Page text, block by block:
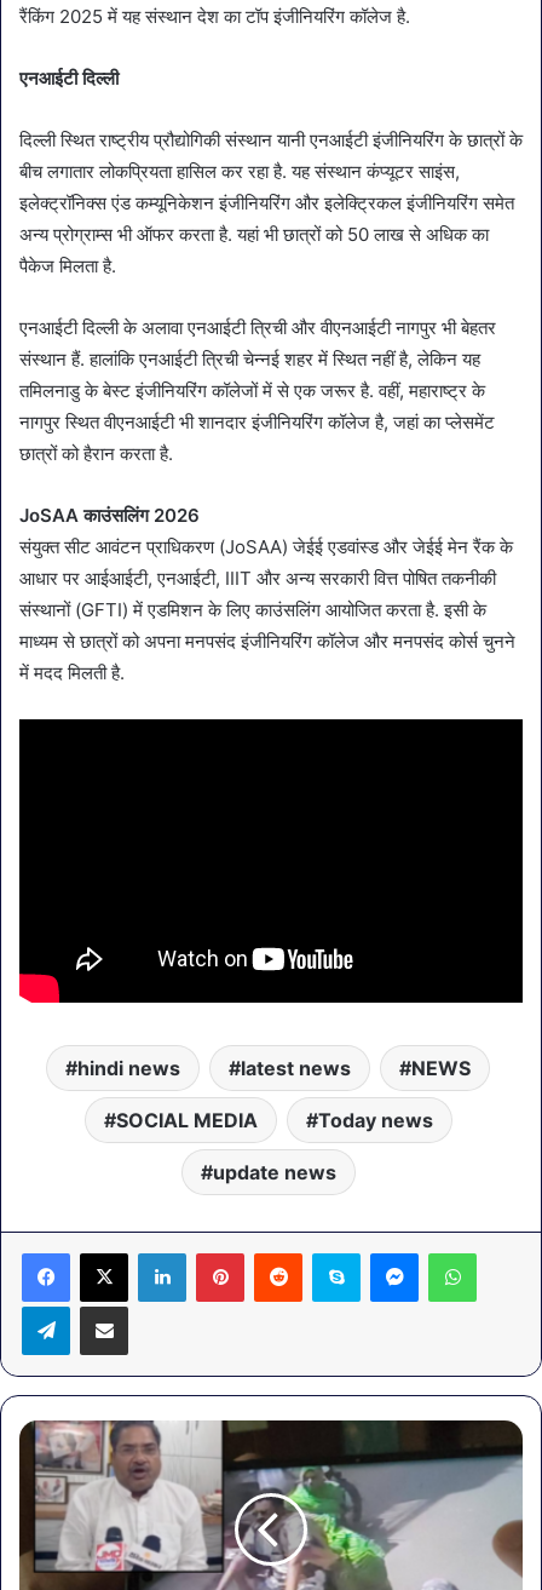
रैंकिंग 2025 में यह संस्थान देश का टॉप इंजीनियरिंग कॉलेज है.
एनआईटी दिल्ली
दिल्ली स्थित राष्ट्रीय प्रौद्योगिकी संस्थान यानी एनआईटी इंजीनियरिंग के छात्रों के
बीच लगातार लोकप्रियता हासिल कर रहा है. यह संस्थान कंप्यूटर साइंस,
इलेक्ट्रॉनिक्स एंड कम्यूनिकेशन इंजीनियरिंग और इलेक्ट्रिकल इंजीनियरिंग समेत
अन्य प्रोग्राम्स भी ऑफर करता है. यहां भी छात्रों को 50 लाख से अधिक का
पैकेज मिलता है.
एनआईटी दिल्ली के अलावा एनआईटी त्रिची और वीएनआईटी नागपुर भी बेहतर
संस्थान हैं. हालांकि एनआईटी त्रिची चेन्नई शहर में स्थित नहीं है, लेकिन यह
तमिलनाडु के बेस्ट इंजीनियरिंग कॉलेजों में से एक जरूर है. वहीं, महाराष्ट्र के
नागपुर स्थित वीएनआईटी भी शानदार इंजीनियरिंग कॉलेज है, जहां का प्लेसमेंट
छात्रों को हैरान करता है.
JoSAA काउंसलिंग 2026
संयुक्त सीट आवंटन प्राधिकरण (JoSAA) जेईई एडवांस्ड और जेईई मेन रैंक के
आधार पर आईआईटी, एनआईटी, IIIT और अन्य सरकारी वित्त पोषित तकनीकी
संस्थानों (GFTI) में एडमिशन के लिए काउंसलिंग आयोजित करता है. इसी के
माध्यम से छात्रों को अपना मनपसंद इंजीनियरिंग कॉलेज और मनपसंद कोर्स चुनने
में मदद मिलती है.
hindi news latest news NEWS
SOCIAL MEDIA Today news
update news
LinkedInPinterestReddit Skype Messenger
TelegramShare via Email